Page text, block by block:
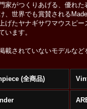
家がつくりあげる、優れ
、世界でも賞賛される
げたヤナギサワマウスピ
います。
載されていないモデルな
(全商品)